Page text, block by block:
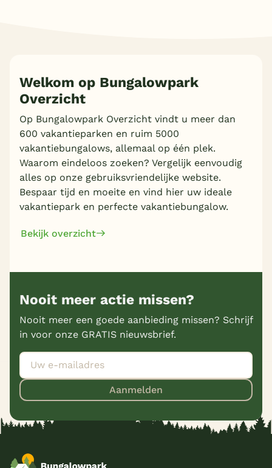
Meer inladen
Welkom op Bungalowpark
Overzicht
Op Bungalowpark Overzicht vindt u meer dan
600 vakantieparken en ruim 5000
vakantiebungalows, allemaal op één plek.
Waarom eindeloos zoeken? Vergelijk eenvoudig
alles op onze gebruiksvriendelijke website.
Bespaar tijd en moeite en vind hier uw ideale
vakantiepark en perfecte vakantiebungalow.
Bekijk overzicht
Nooit meer actie missen?
Nooit meer een goede aanbieding missen? Schrijf
in voor onze GRATIS nieuwsbrief.
Aanmelden